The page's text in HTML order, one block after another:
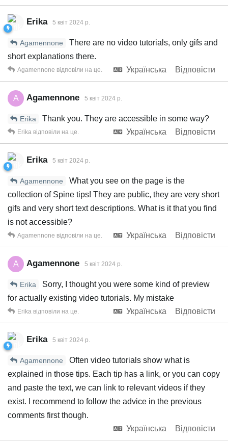
Erika 5 квiт 2024 р.
Agamennone
There are no video tutorials, only gifs and
short explanations there.
Українська
Відповісти
Agamennone відповіли на це.
A Agamennone 5 квiт 2024 р.
Erika
Thank you. They are accessible in some way?
Українська
Відповісти
Erika відповіли на це.
Erika 5 квiт 2024 р.
Agamennone
What you see on the page is the
collection of Spine tips! They are public, they are very short
gifs and very short text descriptions. What is it that you find
is not accessible?
Українська
Відповісти
Agamennone відповіли на це.
A Agamennone 5 квiт 2024 р.
Erika
Sorry, I thought you were some kind of preview
for actually existing video tutorials. My mistake
Українська
Відповісти
Erika відповіли на це.
Erika 5 квiт 2024 р.
Agamennone
Often video tutorials show what is
explained in those tips. Each tip has a link, or you can copy
and paste the text, we can link to relevant videos if they
exist. I recommend to follow the advice in the previous
comments first though.
Українська
Відповісти